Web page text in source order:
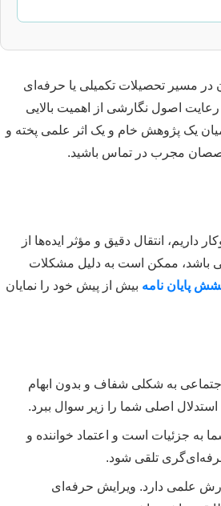
مسیر تحصیلات تکمیلی یا حرفه‌ای
اصول نگارشی از اهمیت بالایی
یک پژوهش خام و یک اثر علمی پخته و
مجرب در تماس باشید.
انتقال دقیق و مؤثر ایده‌ها از
باشد، ممکن است به دلیل مشکلات
پایان نامه بیش از پیش خود را نمایان
به شکلی شفاف و بدون ابهام
اصلی شما را زیر سوال ببرد.
به جزئیات است و اعتماد خواننده و
تلقی شود.
علمی دارد. ویرایش حرفه‌ای